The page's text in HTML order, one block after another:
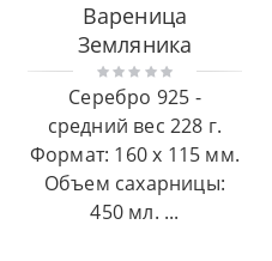
Вареница
Земляника
Серебро 925 -
средний вес 228 г.
Формат: 160 x 115 мм.
Объем сахарницы:
450 мл. ...